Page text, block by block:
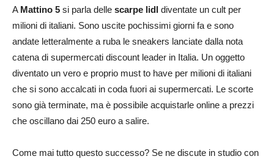
A Mattino 5 si parla delle scarpe lidl diventate un cult per
milioni di italiani. Sono uscite pochissimi giorni fa e sono
andate letteralmente a ruba le sneakers lanciate dalla nota
catena di supermercati discount leader in Italia. Un oggetto
diventato un vero e proprio must to have per milioni di italiani
che si sono accalcati in coda fuori ai supermercati. Le scorte
sono già terminate, ma è possibile acquistarle online a prezzi
che oscillano dai 250 euro a salire.
Come mai tutto questo successo? Se ne discute in studio con